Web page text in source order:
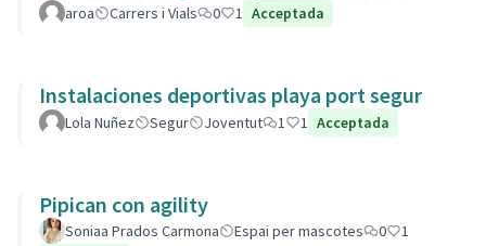
aroa Carrers i Vials 0 1 Acceptada
Instalaciones deportivas playa port segur
Lola Nuñez Segur Joventut 1 1 Acceptada
Pipican con agility
Soniaa Prados Carmona Espai per mascotes 0
1